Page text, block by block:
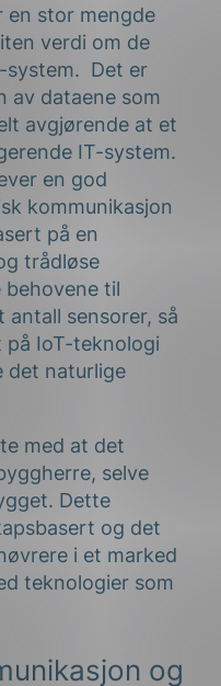
en stor mengde
verdi om de
system. Det er
av dataene som
avgjørende at et
IT-system.
en god
kommunikasjon
på en
trådløse
til
sensorer, så
på IoT-teknologi
naturlige
med at det
selve
Dette
og det
i et marked
teknologier som
og